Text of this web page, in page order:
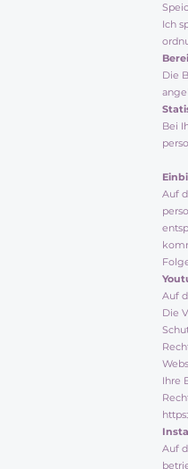
Ich
Die
Bei
Auf
Auf
Die
Ihre
Auf